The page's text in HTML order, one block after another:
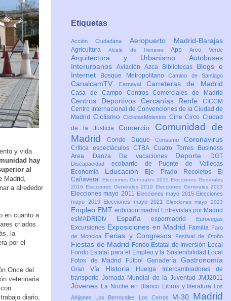
y vida
hay
al
Madrid,
a alrededor
en cuanto a
criados
la
por el
Once del
veterinaria
diario,
Etiquetas
Acción Ciudadana Aeropuerto Madrid-Barajas
Agricultura Alcalá de HenaresAppArco Verde
Arquitectura y Urbanismo Autobuses
Interurbanos Aviación Azca Bibliotecas Blogs e
Internet
Bosque MetropolitanoCamino de Santiago
CanalcamTV Carnaval Carreteras de Madrid
Casa de Campo Centros Comerciales de Madrid
Centros Deportivos Cercanías Renfe CICCM
Centro Internacional de Convenciones de la Ciudad de
Madrid CiclismoCiclistasMolestos CineCircoCiudad
de la JusticiaComercio Comunidad de
MadridConde Duque Consumo Coronavirus
Crítica espectáculosCTBA Cuatro Torres Business
Area
Danza De vacaciones Deporte DGT
Discapacidad ecobarrio de Puente de Vallecas
Economía Educación Eje Prado Recoletos
El
Cañaveral
Elecciones Generales 2015 Elecciones Generales
2016 Elecciones Generales 2019 Elecciones Generales 2023
Elecciones mayo 2011 Elecciones mayo 2015 Elecciones
mayo 2019
Elecciones mayo 2021 Elecciones mayo 2023
Empleo EMT enbicipormadrid Entrevistas por Madrid
esMADRIDtv Españaespormadrid Eurovegas
Excursiones Exposiciones en Madrid Familia Faro
de Moncloa
Ferias y Congresos Festival de Otoño
Fiestas de Madrid Fondo Estatal de Inversión Local
Fondo Estatal para el Empleo y la Sostenibilidad Local
Fotos de Madrid
FútbolGanaderíaGastronomía
Gran Vía Historia Huelga
Intercambiadores de
transporte Jornada Mundial de la Juventud JMJ2011
Jóvenes La Noche en Blanco Libros y literatura
Los
Ahijones
Los Berrocales Los Cerros M-30 Madrid